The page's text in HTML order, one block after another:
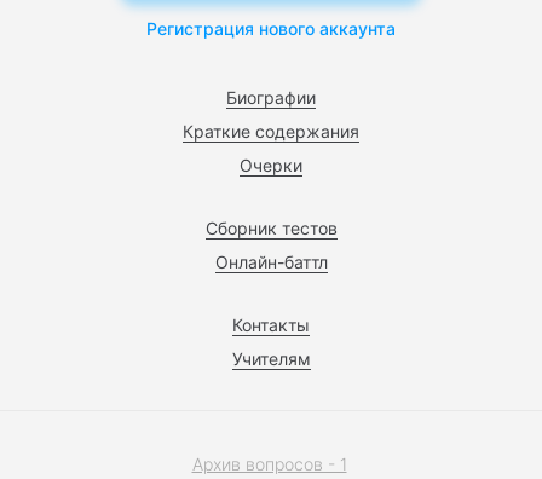
Биографии
Краткие содержания
Очерки
Сборник тестов
Онлайн-баттл
Контакты
Учителям
Регистрация нового аккаунта
Архив вопросов - 1